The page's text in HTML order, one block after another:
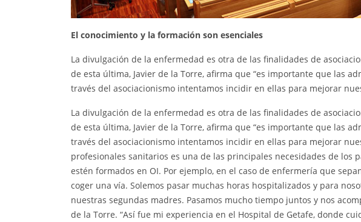
El conocimiento y la formación son esenciales
La divulgación de la enfermedad es otra de las finalidades de
de esta última, Javier de la Torre, afirma que “es importante que las
través del asociacionismo intentamos incidir en ellas para mejorar
La divulgación de la enfermedad es otra de las finalidades de
de esta última, Javier de la Torre, afirma que “es importante que las
través del asociacionismo intentamos incidir en ellas para mejorar
profesionales sanitarios es una de las principales necesidades de los
estén formados en OI. Por ejemplo, en el caso de enfermería que
coger una vía. Solemos pasar muchas horas hospitalizados y para
nuestras segundas madres. Pasamos mucho tiempo juntos y nos
de la Torre. “Así fue mi experiencia en el Hospital de Getafe, donde